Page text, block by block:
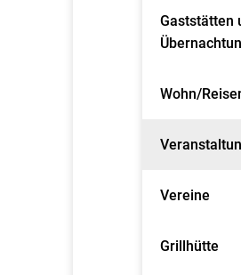
Gaststätten
Wohn/
Vereine
Grillhütte